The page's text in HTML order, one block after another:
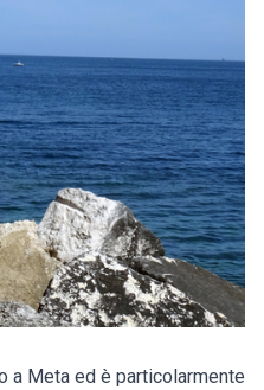
a Meta ed è particolarmente